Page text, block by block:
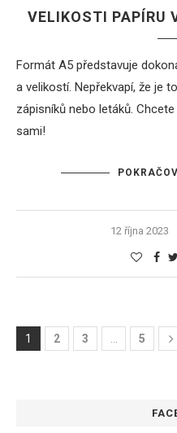
VELIKOSTI PAPÍRU
Formát A5 představuje
a velikostí. Nepřekvapí, že je
zápisníků nebo letáků.
sami!
12 října 2023
1 2 3 5